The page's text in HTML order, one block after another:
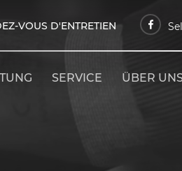
VOUS D'ENTRETIEN
SERVICE ÜBER